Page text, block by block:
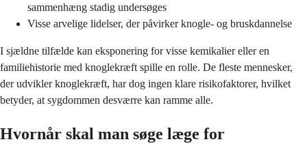
sammenhæng stadig undersøges
Visse arvelige lidelser, der påvirker knogle- og bruskdannelse
I sjældne tilfælde kan eksponering for visse kemikalier eller en
familiehistorie med knoglekræft spille en rolle. De fleste mennesker,
der udvikler knoglekræft, har dog ingen klare risikofaktorer, hvilket
betyder, at sygdommen desværre kan ramme alle.
Hvornår skal man søge læge for